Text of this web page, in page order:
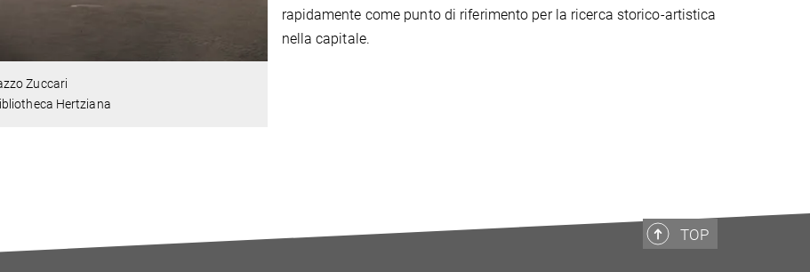
Zuccari
Hertziana
rapidamente come punto di riferimento per la ricerca storico-artistica
nella capitale.
TOP